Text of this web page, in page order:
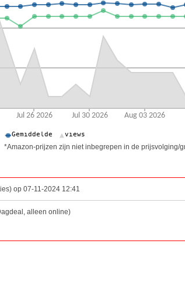
*Amazon-prijzen zijn niet inbegrepen in de prijsvolging/
op 07-11-2024 12:41
alleen online)